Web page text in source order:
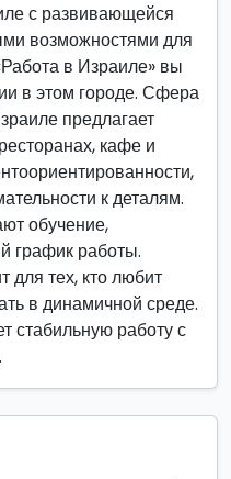
с развивающейся
возможностями для
в Израиле» вы
в этом городе. Сфера
предлагает
кафе и
к деталям.
обучение,
график работы.
для тех, кто любит
в динамичной среде.
стабильную работу с